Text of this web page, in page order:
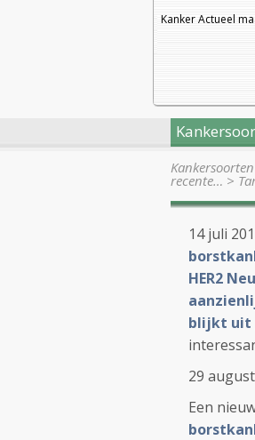
Kanker Actueel
Kankersoorten
recente… >
14 juli
HER2
blijkt uit
29
Een